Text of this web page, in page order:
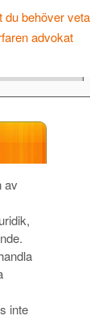
du behöver
advokat
av
inte